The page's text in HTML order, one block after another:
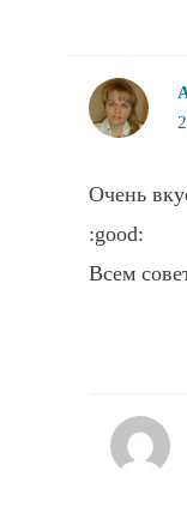
Очень
:good:
Всем